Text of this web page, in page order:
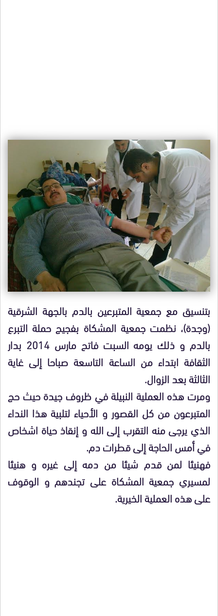
بتنسيق مع جمعية المتبرعين بالدم بالجهة الشرقية
(وجدة)، نظمت جمعية المشكاة بفجيج حملة التبرع
بالدم و ذلك يومه السبت فاتح مارس 2014 بدار
الثقافة ابتداء من الساعة التاسعة صباحا إلى غاية
الثالثة بعد الزوال.
ومرت هذه العملية النبيلة في ظروف جيدة حيث حج
المتبرعون من كل القصور و الأحياء لتلبية هذا النداء
الذي يرجى منه التقرب إلى الله و إنقاذ حياة اشخاص
في أمس الحاجة إلى قطرات دم.
فهنيئا لمن قدم شيئا من دمه إلى غيره و هنيئا
لمسيري جمعية المشكاة على تجندهم و الوقوف
على هذه العملية الخيرية.